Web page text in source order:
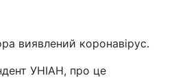
виявлений коронавірус.
УНІАН, про це